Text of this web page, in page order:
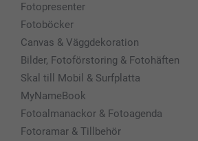
Fotopresenter
Fotoböcker
Canvas & Väggdekoration
Bilder, Fotoförstoring & Fotohäften
Skal till Mobil & Surfplatta
MyNameBook
Fotoalmanackor & Fotoagenda
Fotoramar & Tillbehör